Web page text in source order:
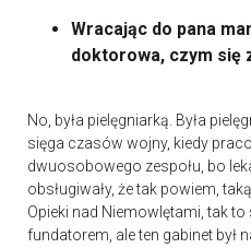
Wracając do pana
doktorowa, czym się
No, była pielęgniarką. Była
sięga czasów wojny, kiedy
dwuosobowego zespołu, bo
obsługiwały, że tak powiem,
Opieki nad Niemowlętami, tak to
fundatorem, ale ten gabinet był